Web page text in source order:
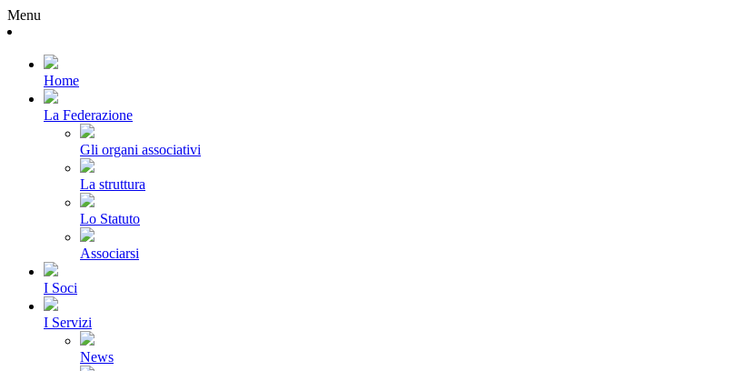
Menu
Home
La Federazione
Gli organi associativi
La struttura
Lo Statuto
Associarsi
I Soci
I Servizi
News